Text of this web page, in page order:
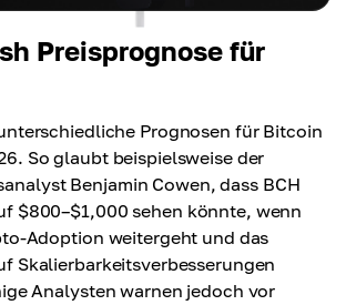
Preisprognose für
Prognosen für Bitcoin
So glaubt beispielsweise der
Benjamin Cowen, dass BCH
$800–$1,000 sehen könnte, wenn
Adoption weitergeht und das
Skalierbarkeitsverbesserungen
Analysten warnen jedoch vor